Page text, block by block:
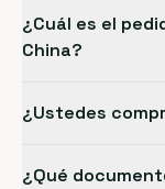
¿Cuál es el
China?
¿Ustedes
¿Qué